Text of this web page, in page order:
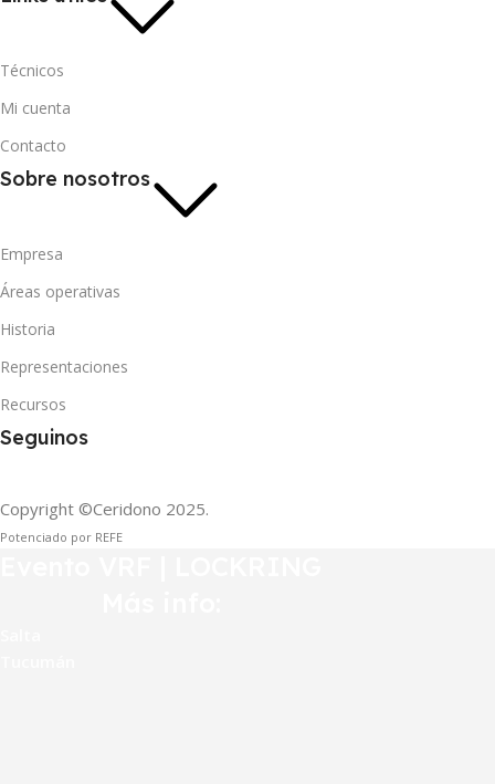
Técnicos
Mi cuenta
Contacto
Sobre nosotros
Empresa
Áreas operativas
Historia
Representaciones
Recursos
Seguinos
Copyright ©Ceridono 2025.
Potenciado por REFE